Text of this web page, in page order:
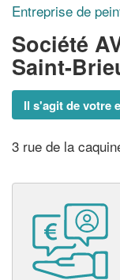
Entreprise de
Société
Saint-
Il s'agit de votre
3 rue de la